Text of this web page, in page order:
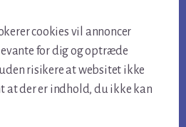
cookies vil annoncer
for dig og optræde
risikere at websitet ikke
at der er indhold, du ikke kan